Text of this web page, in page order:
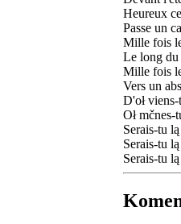
Heureux
Passe un
Mille fois
Le long
Mille fois
Vers un
D'oł
Oł mčnes-
Serais-tu
Serais-tu
Serais-tu